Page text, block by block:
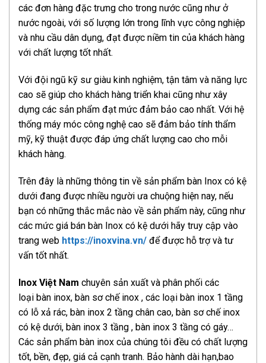
các đơn hàng đặc trưng cho trong nước cũng như ở
nước ngoài, với số lượng lớn trong lĩnh vực công nghiệp
và nhu cầu dân dụng, đạt được niềm tin của khách hàng
với chất lượng tốt nhất.
Với đội ngũ kỹ sư giàu kinh nghiệm, tận tâm và năng lực
cao sẽ giúp cho khách hàng triển khai cũng như xây
dựng các sản phẩm đạt mức đảm bảo cao nhất. Với hệ
thống máy móc công nghệ cao sẽ đảm bảo tính thẩm
mỹ, kỹ thuật được đáp ứng chất lượng cao cho mỗi
khách hàng.
Trên đây là những thông tin về sản phẩm bàn Inox có kệ
dưới đang được nhiều người ưa chuộng hiện nay, nếu
bạn có những thắc mắc nào về sản phẩm này, cũng như
các mức giá bán bàn Inox có kệ dưới hãy truy cập vào
trang web https://inoxvina.vn/ để được hỗ trợ và tư
vấn tốt nhất.
Inox Việt Nam chuyên sản xuất và phân phối các
loại bàn inox, bàn sơ chế inox , các loại bàn inox 1 tầng
có lỗ xả rác, bàn inox 2 tầng chân cao, bàn sơ chế inox
có kệ dưới, bàn inox 3 tầng , bàn inox 3 tầng có gáy…
Các sản phẩm bàn inox của chúng tôi đều có chất lượng
tốt, bền, đẹp, giá cả cạnh tranh. Bảo hành dài hạn,bao